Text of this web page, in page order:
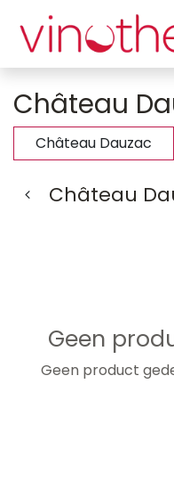
Overslaan naar inhoud
Château
Château Dauzac
Château
Geen
Geen product